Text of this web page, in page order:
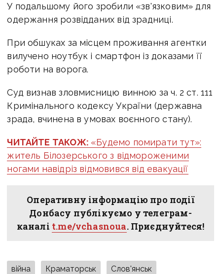
У подальшому його зробили «зв'язковим» для
одержання розвідданих від зрадниці.
При обшуках за місцем проживання агентки
вилучено ноутбук і смартфон із доказами її
роботи на ворога.
Суд визнав зловмисницю винною за ч. 2 ст. 111
Кримінального кодексу України (державна
зрада, вчинена в умовах воєнного стану).
ЧИТАЙТЕ ТАКОЖ: «Будемо помирати тут»:
житель Білозерського з відмороженими
ногами навідріз відмовився від евакуації
Оперативну інформацію про події
Донбасу публікуємо у телеграм-
каналі t.me/vchasnoua. Приєднуйтеся!
війна Краматорськ Слов'янськ